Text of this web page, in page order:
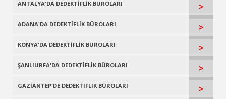
ANTALYA'DA DEDEKTİFLİK BÜROLARI >
ADANA'DA DEDEKTİFLİK BÜROLARI >
KONYA'DA DEDEKTİFLİK BÜROLARI >
ŞANLIURFA'DA DEDEKTİFLİK BÜROLARI >
GAZİANTEP'DE DEDEKTİFLİK BÜROLARI >